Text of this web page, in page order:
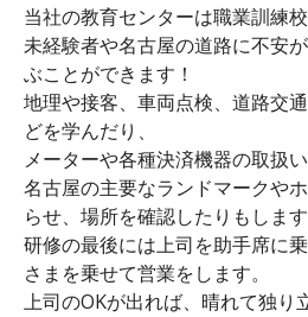
当社の教育センターは職業訓練
未経験者や名古屋の道路に不安
ぶことができます！
地理や接客、車両点検、道路交
どを学んだり、
メーターや各種決済機器の取扱
名古屋の主要なランドマークや
らせ、場所を確認したりもします
研修の最後には上司を助手席に
さまを乗せて営業をします。
上司のOKが出れば、晴れて独り